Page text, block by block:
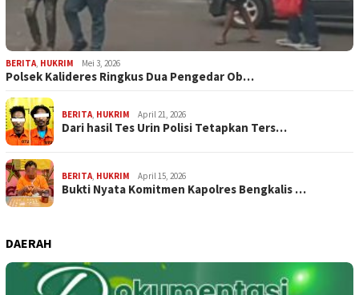
BERITA, HUKRIM Mei 3, 2026
Polsek Kalideres Ringkus Dua Pengedar Ob…
BERITA, HUKRIM April 21, 2026
Dari hasil Tes Urin Polisi Tetapkan Ters…
BERITA, HUKRIM April 15, 2026
Bukti Nyata Komitmen Kapolres Bengkalis …
DAERAH